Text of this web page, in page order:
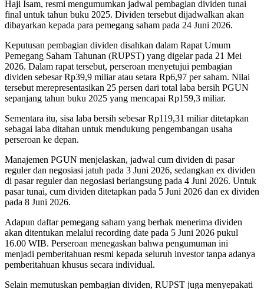
Haji Isam, resmi mengumumkan jadwal pembagian dividen tunai
final untuk tahun buku 2025. Dividen tersebut dijadwalkan akan
dibayarkan kepada para pemegang saham pada 24 Juni 2026.
Keputusan pembagian dividen disahkan dalam Rapat Umum
Pemegang Saham Tahunan (RUPST) yang digelar pada 21 Mei
2026. Dalam rapat tersebut, perseroan menyetujui pembagian
dividen sebesar Rp39,9 miliar atau setara Rp6,97 per saham. Nilai
tersebut merepresentasikan 25 persen dari total laba bersih PGUN
sepanjang tahun buku 2025 yang mencapai Rp159,3 miliar.
Sementara itu, sisa laba bersih sebesar Rp119,31 miliar ditetapkan
sebagai laba ditahan untuk mendukung pengembangan usaha
perseroan ke depan.
Manajemen PGUN menjelaskan, jadwal cum dividen di pasar
reguler dan negosiasi jatuh pada 3 Juni 2026, sedangkan ex dividen
di pasar reguler dan negosiasi berlangsung pada 4 Juni 2026. Untuk
pasar tunai, cum dividen ditetapkan pada 5 Juni 2026 dan ex dividen
pada 8 Juni 2026.
Adapun daftar pemegang saham yang berhak menerima dividen
akan ditentukan melalui recording date pada 5 Juni 2026 pukul
16.00 WIB. Perseroan menegaskan bahwa pengumuman ini
menjadi pemberitahuan resmi kepada seluruh investor tanpa adanya
pemberitahuan khusus secara individual.
Selain memutuskan pembagian dividen, RUPST juga menyepakati